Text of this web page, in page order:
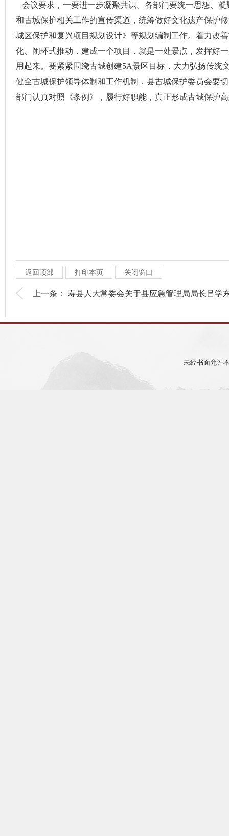
会议要求，一要进一步凝聚共识。各部门要统一思想、
和古城保护相关工作的宣传渠道，统筹做好文化遗产保护
城区保护和复兴项目规划设计》等规划编制工作。着力改
化、闭环式推动，建成一个项目，就是一处景点，发挥好
用起来。要紧紧围绕古城创建5A景区目标，大力弘扬传
健全古城保护领导体制和工作机制，县古城保护委员会要
部门认真对照《条例》，履行好职能，真正形成古城保护
返回顶部 打印本页 关闭窗口
上一条： 寿县人大常委会关于县应急管理局局长吕学
未经书面允许